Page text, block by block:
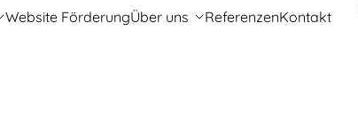
Website FörderungÜber uns ReferenzenKontakt